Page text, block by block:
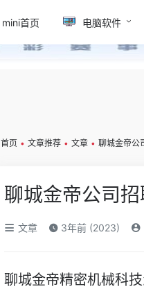
mini首页 电脑软件
首页 • 文章推荐 • 文章 • 聊城金帝公
聊城金帝公司
文章 3年前 (2023)
聊城金帝精密机械科